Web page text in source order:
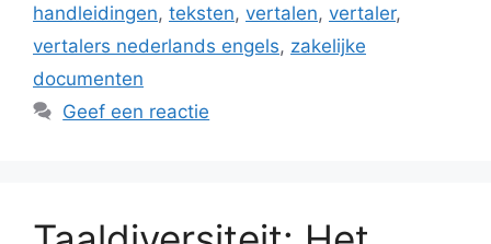
handleidingen, teksten, vertalen, vertaler,
vertalers nederlands engels, zakelijke
documenten
Geef een reactie